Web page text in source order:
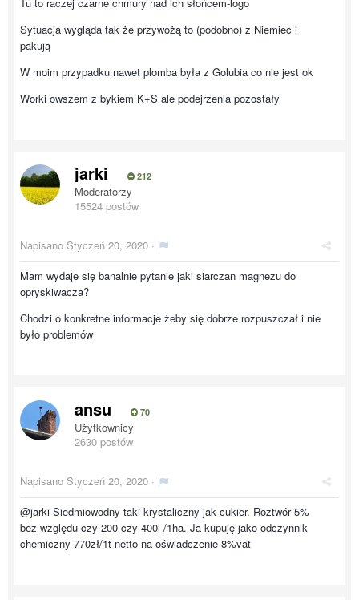
Sytuacja wygląda tak że przywożą to (podobno) z Niemiec i
pakują
W moim przypadku nawet plomba była z Golubia co nie jest ok
Worki owszem z bykiem K+S ale podejrzenia pozostały
jarki 212
Moderatorzy
15524 postów
Napisano Styczeń 20, 2020 ·
Mam wydaje się banalnie pytanie jaki siarczan magnezu do
opryskiwacza?
Chodzi o konkretne informacje żeby się dobrze rozpuszczał i nie
było problemów
ansu 70
Użytkownicy
2630 postów
Napisano Styczeń 20, 2020 ·
@jarki Siedmiowodny taki krystaliczny jak cukier. Roztwór 5%
bez względu czy 200 czy 400l /1ha. Ja kupuję jako odczynnik
chemiczny 770zł/1t netto na oświadczenie 8%vat